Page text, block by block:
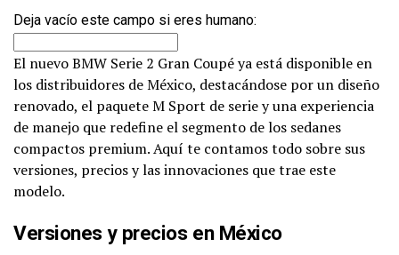
Deja vacío este campo si eres humano:
El nuevo BMW Serie 2 Gran Coupé ya está disponible en
los distribuidores de México, destacándose por un diseño
renovado, el paquete M Sport de serie y una experiencia
de manejo que redefine el segmento de los sedanes
compactos premium. Aquí te contamos todo sobre sus
versiones, precios y las innovaciones que trae este
modelo.
Versiones y precios en México